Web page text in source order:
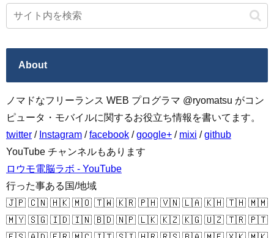
About
ノマドなフリーランス WEB プログラマ @ryomatsu がコン
ピュータ・モバイルに関するお役立ち情報を書いてます。
twitter / Instagram /facebook /google+ / mixi /github
YouTube チャンネルもあります
ロウモ電脳ラボ - YouTube
行った事ある国/地域
🇯🇵 🇨🇳 🇭🇰 🇲🇴 🇹🇼 🇰🇷 🇵🇭 🇻🇳 🇱🇦 🇰🇭 🇹🇭 🇲🇲
🇲🇾 🇸🇬 🇮🇩 🇮🇳 🇧🇩 🇳🇵 🇱🇰 🇰🇿 🇰🇬 🇺🇿 🇹🇷 🇵🇹